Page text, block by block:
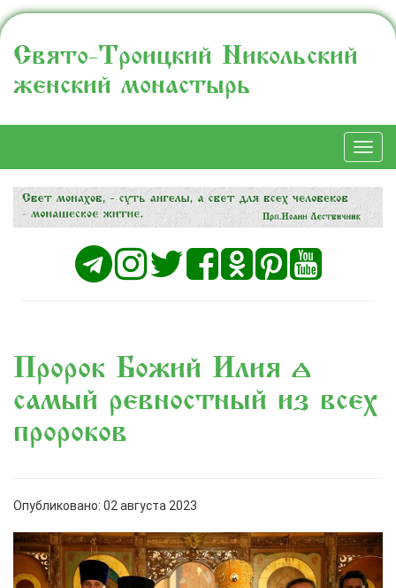
Свято-Троицкий Никольский
женский монастырь
Пророк Божий Илия –
самый ревностный из всех
пророков
Опубликовано: 02 августа 2023